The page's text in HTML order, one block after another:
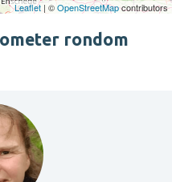
Leaflet | ©OpenStreetMapcontributors
rondom